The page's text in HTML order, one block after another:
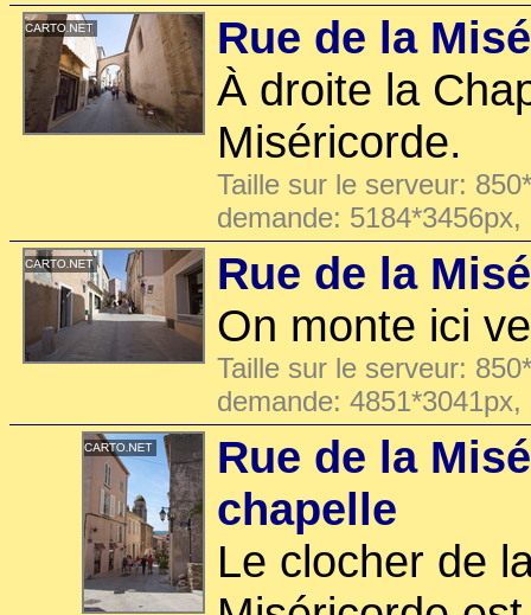
Rue de la
À droite la
Miséricorde.
Taille sur le serveur:
demande:
Rue de la
On monte ici
Taille sur le serveur:
demande:
Rue de la
chapelle
Le clocher de